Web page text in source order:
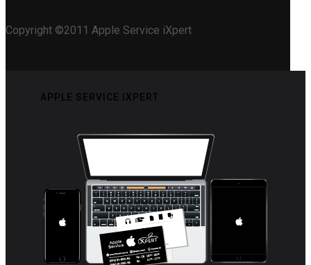
Copyright ©2011 Apple Service iXpert
APPLE SERVICE IXPERT